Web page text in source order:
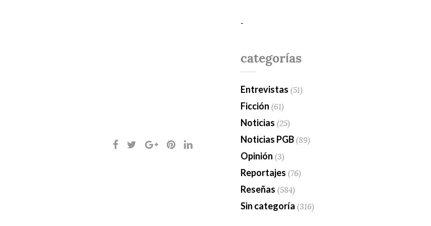
-
categorías
Entrevistas (51)
Ficción (61)
Noticias (25)
Noticias PGB (89)
Opinión (3)
Reportajes (76)
Reseñas (584)
Sin categoría (316)